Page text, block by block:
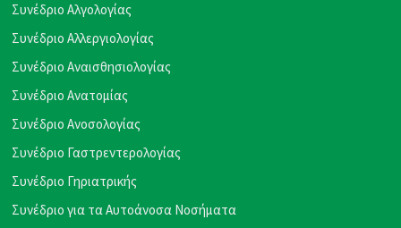
Συνέδριο Αλγολογίας
Συνέδριο Αλλεργιολογίας
Συνέδριο Αναισθησιολογίας
Συνέδριο Ανατομίας
Συνέδριο Ανοσολογίας
Συνέδριο Γαστρεντερολογίας
Συνέδριο Γηριατρικής
Συνέδριο για τα Αυτοάνοσα Νοσήματα